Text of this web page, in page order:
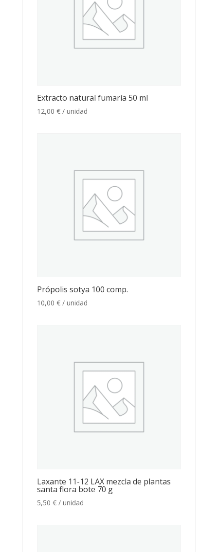
Extracto natural fumaría 50 ml
12,00 € / unidad
Própolis sotya 100 comp.
10,00 € / unidad
Laxante 11-12 LAX mezcla de plantas
santa flora bote 70 g
5,50 € / unidad